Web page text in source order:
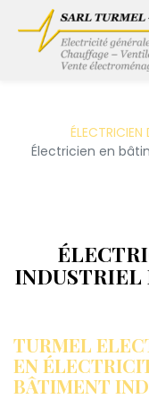
Électricien en
INDUSTRIEL
TURMEL
EN
BÂTIMENT
Panneau de gestion